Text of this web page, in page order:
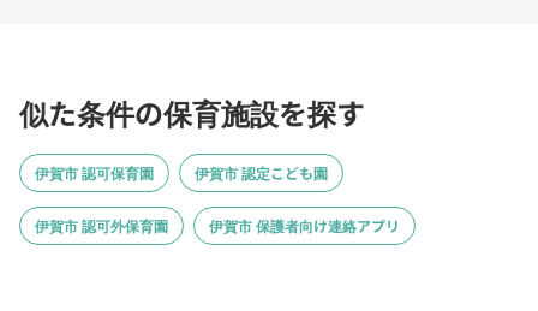
似た条件の保育施設を探す
伊賀市 認可保育園 伊賀市 認定こども園
伊賀市 認可外保育園 伊賀市 保護者向け連絡アプリ